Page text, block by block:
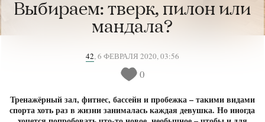
Выбираем: тверк, пилон или
мандала?
42,6 ФЕВРАЛЯ 2020, 03:56
0
Тренажёрный зал, фитнес, бассейн и пробежка – такими видами
спорта хоть раз в жизни занималась каждая девушка. Но иногда